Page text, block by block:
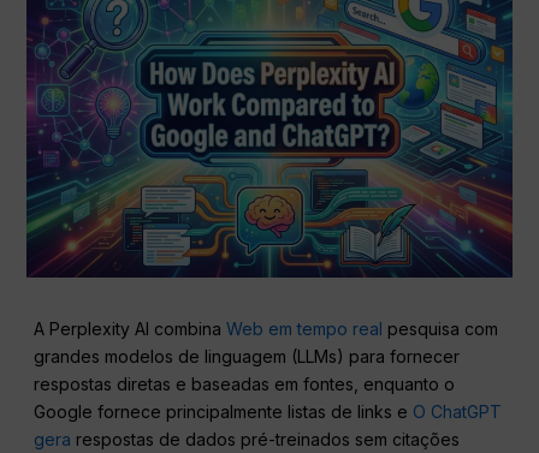
A Perplexity AI combinaWeb em tempo real pesquisa com
grandes modelos de linguagem (LLMs) para fornecer
respostas diretas e baseadas em fontes, enquanto o
Google fornece principalmente listas de links e O ChatGPT
gera respostas de dados pré-treinados sem citações